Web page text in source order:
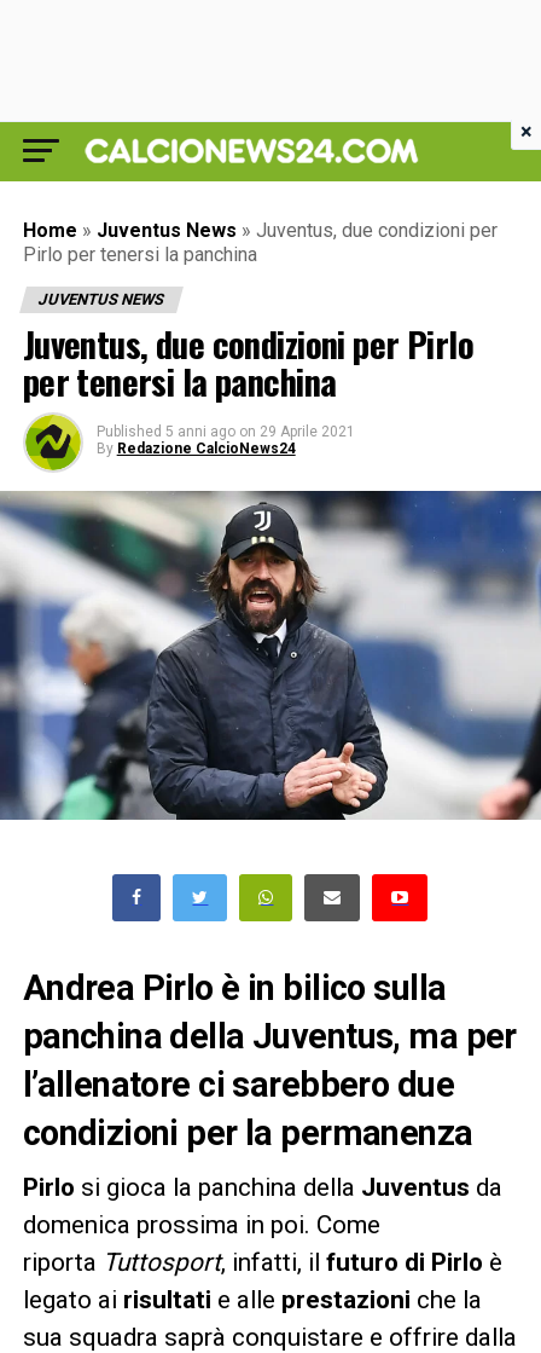
Home » Juventus News » Juventus, due condizioni per
Pirlo per tenersi la panchina
JUVENTUS NEWS
Juventus, due condizioni per Pirlo
per tenersi la panchina
Published 5 anni ago on 29 Aprile 2021
By Redazione CalcioNews24
Andrea Pirlo è in bilico sulla
panchina della Juventus, ma per
l’allenatore ci sarebbero due
condizioni per la permanenza
Pirlo si gioca la panchina della Juventus da
domenica prossima in poi. Come
riporta Tuttosport, infatti, il futuro di Pirlo è
legato ai risultati e alle prestazioni che la
sua squadra saprà conquistare e offrire dalla
×